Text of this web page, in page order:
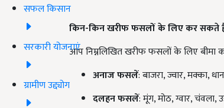
सफल किसान
सरकारी योजनाएं
ग्रामीण उद्द्योग
किन-किन खरीफ फसलों के लिए कर सकते हैं
आप निम्नलिखित खरीफ फसलों के लिए बीमा
अनाज फसलें: बाजरा, ज्वार, मक्का, धान
दलहन फसलें: मूंग, मोठ, ग्वार, चंवला,